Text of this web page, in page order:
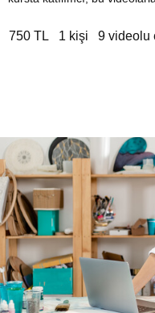
750 TL 1 kişi 9 videolu